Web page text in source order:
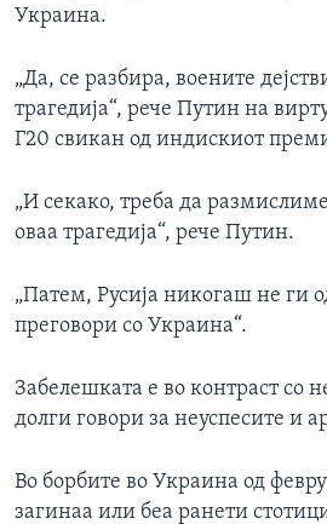
Украина.
„Да, се разбира, воените
трагедија“, рече Путин на
Г20 свикан од индискиот
„И секако, треба да
оваа трагедија“, рече Путин.
„Патем, Русија никогаш не ги
преговори со Украина“.
Забелешката е во контраст со
долги говори за неуспесите и
Во борбите во Украина од
загинаа или беа ранети